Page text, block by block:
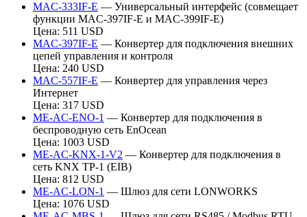
MAC-333IF-E — Универсальный интерфейс (совмещает
функции MAC-397IF-E и MAC-399IF-E)
Цена: 511 USD
MAC-397IF-E — Конвертер для подключения внешних
цепей управления и контроля
Цена: 240 USD
MAC-557IF-E — Конвертер для управления через
Интернет
Цена: 317 USD
ME-AC-ENO-1 — Конвертер для подключения в
беспроводную сеть EnOcean
Цена: 1003 USD
ME-AC-KNX-1-V2 — Конвертер для подключения в
сеть KNX TP-1 (EIB)
Цена: 812 USD
ME-AC-LON-1 — Шлюз для сети LONWORKS
Цена: 1076 USD